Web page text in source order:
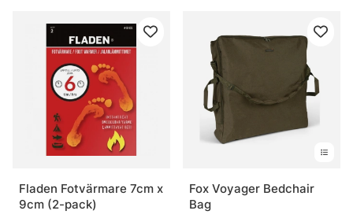
Fladen Fotvärmare 7cm x
9cm (2-pack)
Fox Voyager Bedchair
Bag